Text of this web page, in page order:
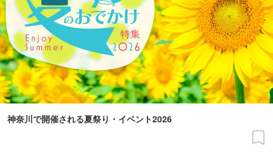
神奈川で開催される夏祭り・イベント2026